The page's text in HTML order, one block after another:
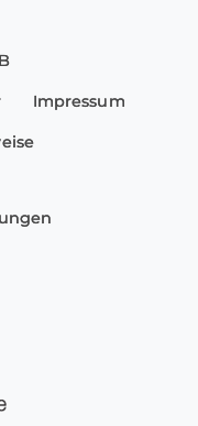
Impressum